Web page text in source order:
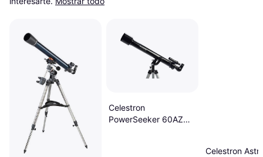
Celestron
PowerSeeker 60AZ
Celestron